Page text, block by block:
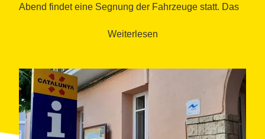
Abend findet eine Segnung der Fahrzeuge statt. Das
Orchester und mehreren DJs.
Weiterlesen